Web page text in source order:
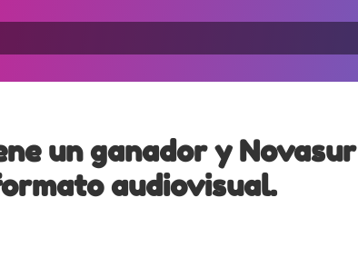
un ganador y Novasur
audiovisual.